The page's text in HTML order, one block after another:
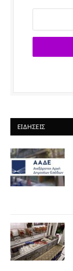
ΕΙΔΉΣΕΙΣ